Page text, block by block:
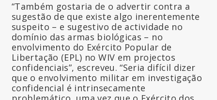
“Também gostaria de o advertir contra a
sugestão de que existe algo inerentemente
suspeito – e sugestivo de actividade no
domínio das armas biológicas – no
envolvimento do Exército Popular de
Libertação (EPL) no WIV em projectos
confidenciais”, escreveu. “Seria difícil dizer
que o envolvimento militar em investigação
confidencial é intrinsecamente